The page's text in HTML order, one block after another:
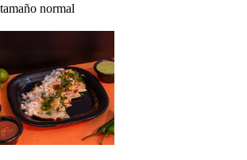
tamaño normal